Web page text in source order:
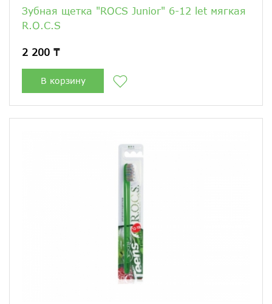
Зубная щетка "ROCS Junior" 6-12 let мягкая
R.O.C.S
2 200 ₸
В корзину